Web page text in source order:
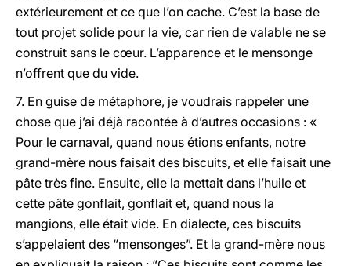
extérieurement et ce que l’on cache. C’est la base de
tout projet solide pour la vie, car rien de valable ne se
construit sans le cœur. L’apparence et le mensonge
n’offrent que du vide.
7. En guise de métaphore, je voudrais rappeler une
chose que j’ai déjà racontée à d’autres occasions : «
Pour le carnaval, quand nous étions enfants, notre
grand-mère nous faisait des biscuits, et elle faisait une
pâte très fine. Ensuite, elle la mettait dans l’huile et
cette pâte gonflait, gonflait et, quand nous la
mangions, elle était vide. En dialecte, ces biscuits
s’appelaient des “mensonges”. Et la grand-mère nous